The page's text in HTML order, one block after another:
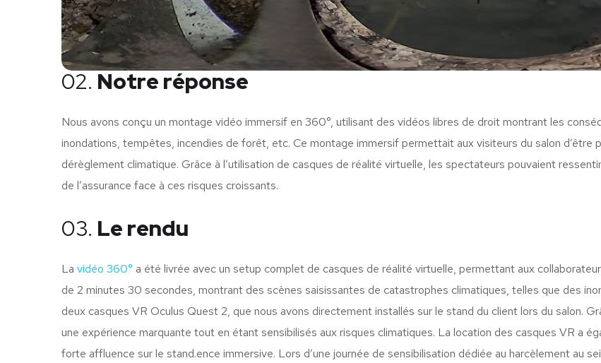
02. Notre réponse
Nous avons conçu un montage vidéo immersif en 360°, utilisant des vidéos libres de droit montrant les
inondations, tempêtes, incendies de forêt, etc. Ce montage immersif permettait aux visiteurs du salon
dérèglement climatique. Grâce à l’utilisation de casques de réalité virtuelle, les spectateurs pouvaient
de l’assurance face à ces risques croissants.
03. Le rendu
La vidéo 360° a été livrée avec un setup complet de casques de réalité virtuelle, permettant aux
de 2 minutes 30 secondes, montrant des scènes saisissantes de catastrophes climatiques, telles que des
deux casques VR Oculus Quest 2, que nous avons directement installés sur le stand du client lors du salon.
une expérience marquante tout en étant sensibilisés aux risques climatiques. La location des casques VR a
forte affluence sur le stand.ence immersive. Lors d’une journée de sensibilisation dédiée au harcèlement au